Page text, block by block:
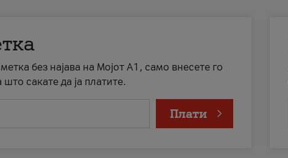
без најава на Мојот А1, само внесете го
што сакате да ја платите.
Плати